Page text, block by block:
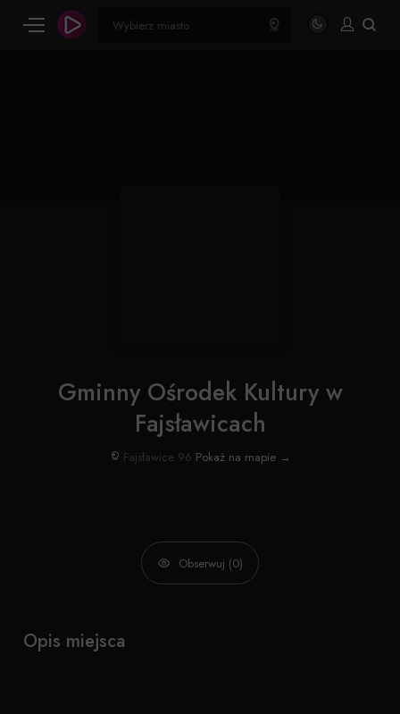
Gminny Ośrodek Kultury w
Fajsławicach
Fajsławice 96 Pokaż na mapie →
Obserwuj (0)
Opis miejsca